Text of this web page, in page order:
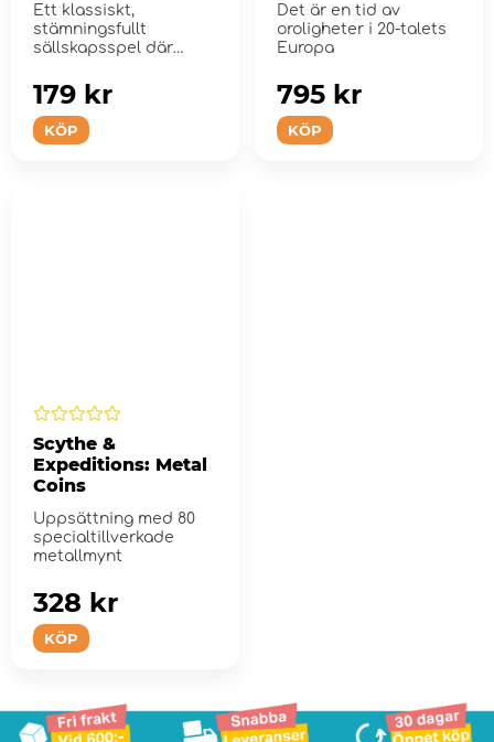
Ett klassiskt,
stämningsfullt
sällskapsspel där
KÖP
179 kr
Det är en tid av
oroligheter i 20-talets
Europa
KÖP
795 kr
Scythe &
Expeditions: Metal
Coins
Uppsättning med 80
specialtillverkade
metallmynt
KÖP
328 kr